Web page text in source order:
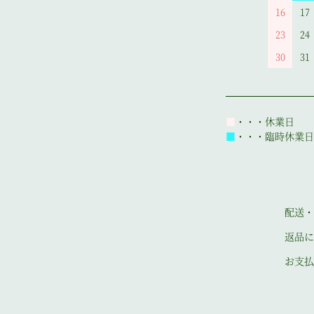
16
17
23
24
30
31
■ ・・・休業日
■ ・・・臨時休業
配送
返品
お支